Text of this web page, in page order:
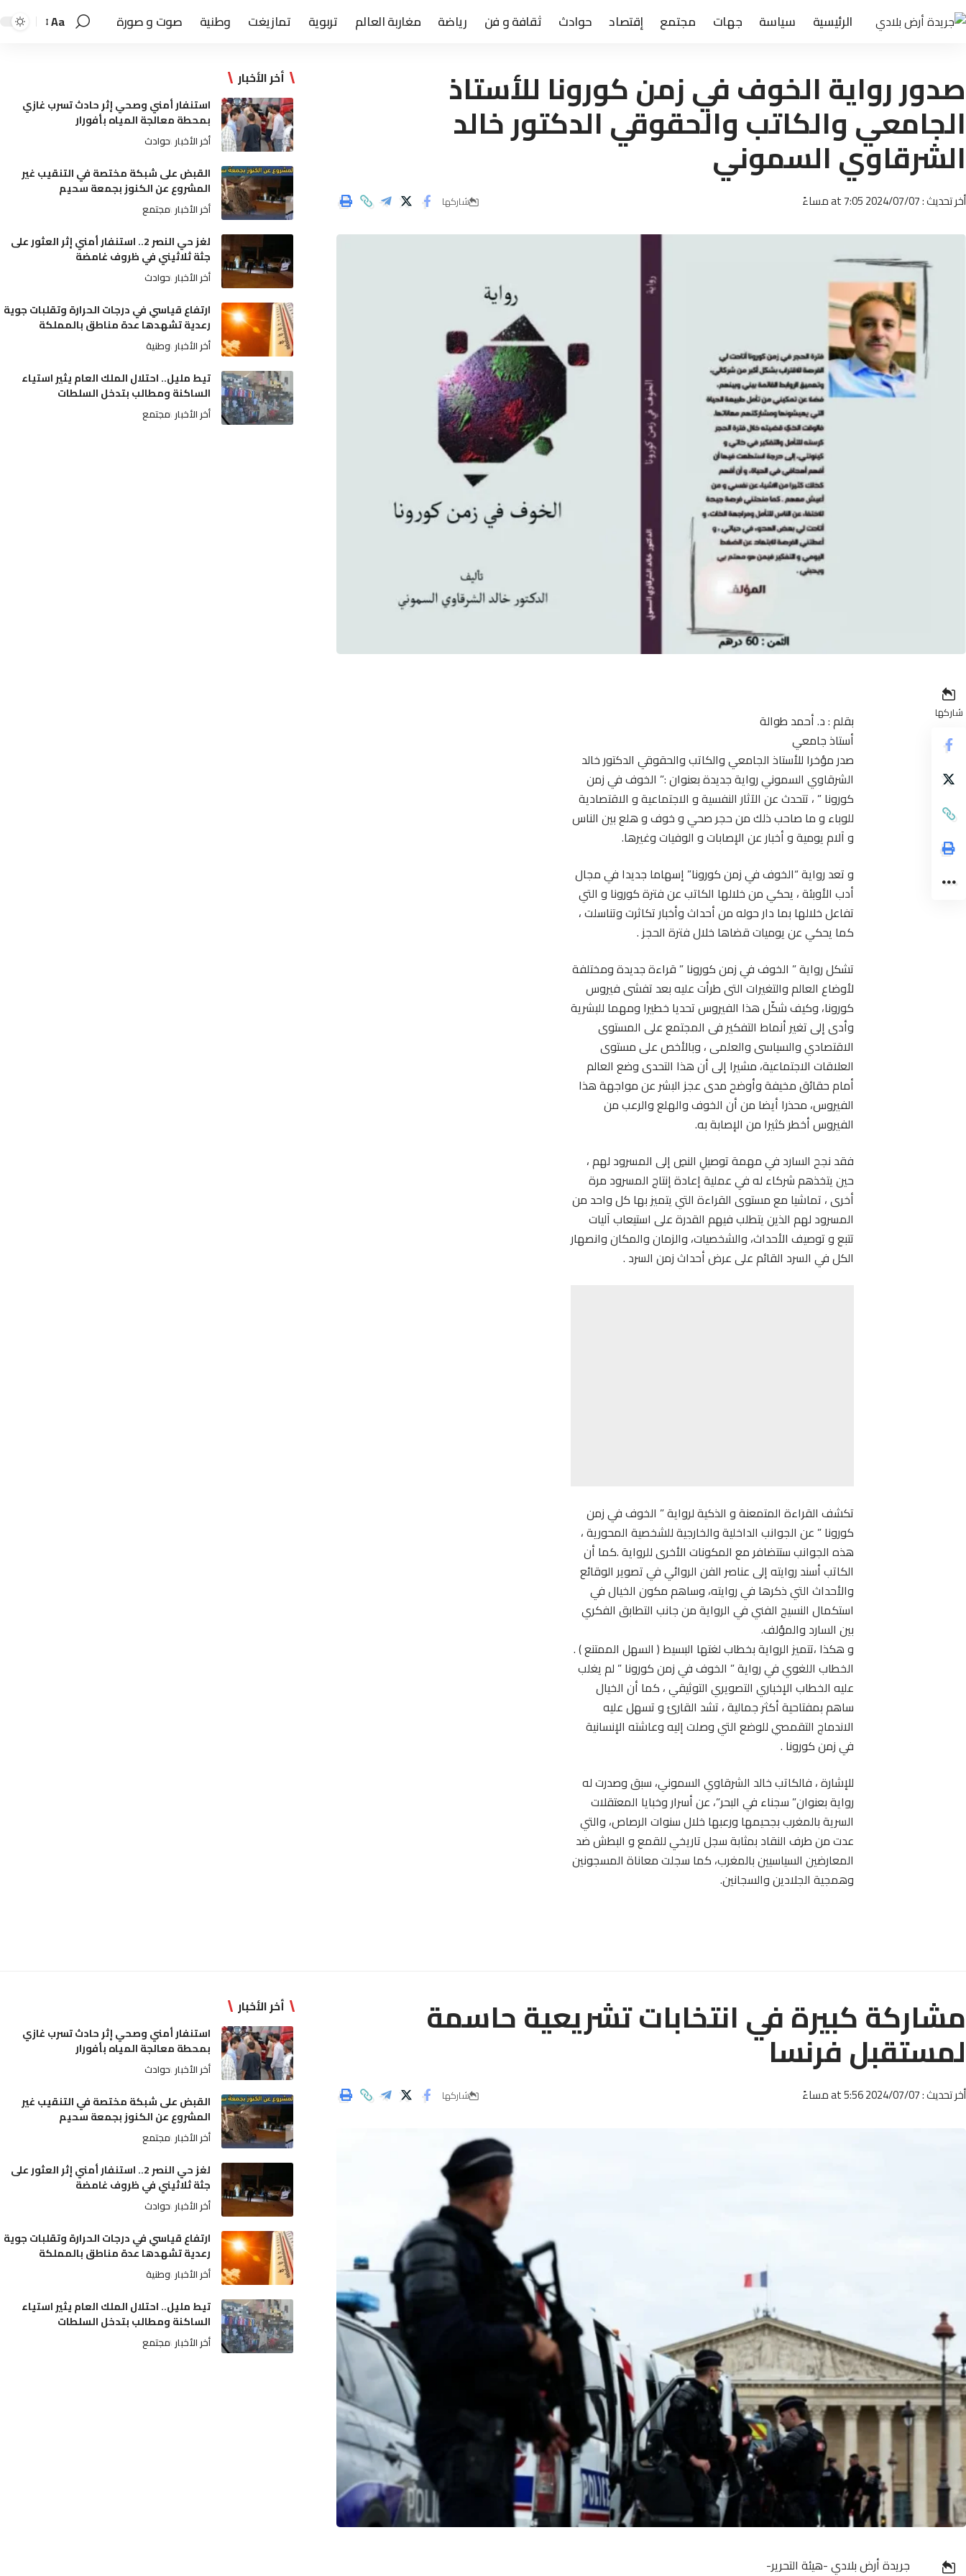
الرئيسية سياسة جهات مجتمع إقتصاد حوادث ثقافة و فن رياضة مغاربة العالم تربوية تمازيغت وطنية صوت و صورة Aa
صدور رواية الخوف في زمن كورونا للأستاذ
الجامعي والكاتب والحقوقي الدكتور خالد
الشرقاوي السموني
أخر تحديث : 2024/07/07 at 7:05 مساءً شاركها
شاركها
بقلم : د. أحمد طوالة
أستاذ جامعي
صدر مؤخرا للأستاذ الجامعي والكاتب والحقوقي الدكتور خالد
الشرقاوي السموني رواية جديدة بعنوان :” الخوف في زمن
كورونا ” ، تتحدث عن الآثار النفسية و الاجتماعية و الاقتصادية
للوباء و ما صاحب ذلك من حجر صحي و خوف و هلع بين الناس
و آلام يومية و أخبار عن الإصابات و الوفيات وغيرها.
و تعد رواية “الخوف في زمن كورونا” إسهاما جديدا في مجال
أدب الأوبئة ، يحكي من خلالها الكاتب عن فترة كورونا و التي
تفاعل خلالها بما دار حوله من أحداث وأخبار تكاثرت وتناسلت ،
كما يحكي عن يوميات قضاها خلال فترة الحجز .
تشكل رواية ” الخوف في زمن كورونا ” قراءة جديدة ومختلفة
لأوضاع العالم والتغيرات التى طرأت عليه بعد تفشى فيروس
كورونا، وكيف شكّل هذا الفيروس تحديا خطيرا ومهما للبشرية
وأدى إلى تغير أنماط التفكير فى المجتمع على المستوى
الاقتصادي والسياسى والعلمى ، وبالأخص على مستوى
العلاقات الاجتماعية، مشيرا إلى أن هذا التحدى وضع العالم
أمام حقائق مخيفة وأوضح مدى عجز البشر عن مواجهة هذا
الفيروس، محذرا أيضا من أن الخوف والهلع والرعب من
الفيروس أخطر كثيرا من الإصابة به.
فقد نجح السارد في مهمة توصيلِ النصِ إلى المسرود لهم ،
حين يتخذهم شركاء له في عملية إعادة إنتاج المسرود مرة
أخرى ، تماشيا مع مستوى القراءة التي يتميز بها كل واحد من
المسرود لهم الذين يتطلب فيهم القدرة على استيعاب آليات
تتبع و توصيف الأحداث، والشخصيات، والزمان والمكان وانصهار
الكل في السرد القائم على عرض أحداث زمن السرد .
تكشف القراءة المتمعنة و الذكية لرواية ” الخوف في زمن
كورونا ” عن الجوانب الداخلية والخارجية للشخصية المحورية ،
هذه الجوانب ستتضافر مع المكونات الأخرى للرواية .كما أن
الكاتب أسند روايته إلى عناصر الفن الروائي في تصوير الوقائع
والأحداث التي ذكرها في روايته، وساهم مكون الخيال في
استكمال النسيج الفني في الرواية من جانب التطابق الفكري
بين السارد والمؤلف.
و هكذا ،تتميز الرواية بخطاب لغتها البسيط ( السهل الممتنع ) .
الخطاب اللغوي في رواية ” الخوف في زمن كورونا ” لم يغلب
عليه الخطاب الإخباري التصويري التوثيقي ، كما أن الخيال
ساهم بمفتاحية أكثر جمالية ، تشد القارئ و تسهل عليه
الاندماج التقمصي للوضع التي وصلت إليه وعاشته الإنسانية
في زمن كورونا .
للإشارة ، فالكاتب خالد الشرقاوي السموني، سبق وصدرت له
رواية بعنوان” سجناء في البحر”، عن أسرار وخبايا المعتقلات
السرية بالمغرب بجحيمها ورعبها خلال سنوات الرصاص، والتي
عدت من طرف النقاد بمثابة سجل تاريخي للقمع و البطش ضد
المعارضين السياسيين بالمغرب، كما سجلت معاناة المسجونين
وهمجية الجلادين والسجانين.
أخر الأخبار
استنفار أمني وصحي إثر حادث تسرب غازي
بمحطة معالجة المياه بأفورار
أخر الأخبار حوادث
القبض على شبكة مختصة في التنقيب غير
المشروع عن الكنوز بجمعة سحيم
أخر الأخبار مجتمع
لغز حي النصر 2.. استنفار أمني إثر العثور على
جثة ثلاثيني في ظروف غامضة
أخر الأخبار حوادث
ارتفاع قياسي في درجات الحرارة وتقلبات جوية
رعدية تشهدها عدة مناطق بالمملكة
أخر الأخبار وطنية
تيط مليل.. احتلال الملك العام يثير استياء
الساكنة ومطالب بتدخل السلطات
أخر الأخبار مجتمع
مشاركة كبيرة في انتخابات تشريعية حاسمة
لمستقبل فرنسا
أخر تحديث : 2024/07/07 at 5:56 مساءً شاركها
جريدة أرض بلادي -هيئة التحرير-
أخر الأخبار
استنفار أمني وصحي إثر حادث تسرب غازي
بمحطة معالجة المياه بأفورار
أخر الأخبار حوادث
القبض على شبكة مختصة في التنقيب غير
المشروع عن الكنوز بجمعة سحيم
أخر الأخبار مجتمع
لغز حي النصر 2.. استنفار أمني إثر العثور على
جثة ثلاثيني في ظروف غامضة
أخر الأخبار حوادث
ارتفاع قياسي في درجات الحرارة وتقلبات جوية
رعدية تشهدها عدة مناطق بالمملكة
أخر الأخبار وطنية
تيط مليل.. احتلال الملك العام يثير استياء
الساكنة ومطالب بتدخل السلطات
أخر الأخبار مجتمع